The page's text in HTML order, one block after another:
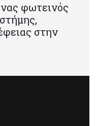
φωτεινός
στην